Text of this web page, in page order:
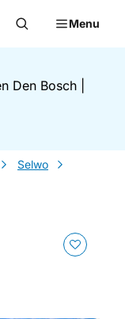
Menu
Den Bosch
Selwo